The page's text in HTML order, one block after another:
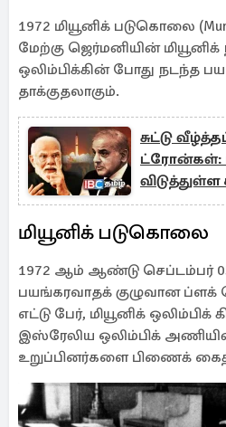
1972 மியூனிக் படுகொலை
மேற்கு ஜெர்மனியின்
ஒலிம்பிக்கின் போது நடந்த
தாக்குதலாகும்.
சுட்டு
ட்ரோன்கள்:
மியூனிக் படுகொலை
1972 ஆம் ஆண்டு செப்டம்பர்
பயங்கரவாதக் குழுவான ப்ளக்
எட்டு பேர், மியூனிக் ஒலிம்பிக்
இஸ்ரேலிய ஒலிம்பிக்
உறுப்பினர்களை பிணைக்